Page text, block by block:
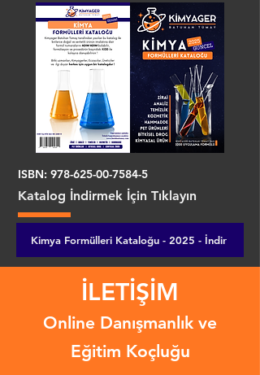
ISBN: 978-625-00-7584-5
Katalog İndirmek İçin Tıklayın
Kimya Formülleri Kataloğu - 2025 - İndir
İLETİŞİM
Online Danışmanlık ve
Eğitim Koçluğu